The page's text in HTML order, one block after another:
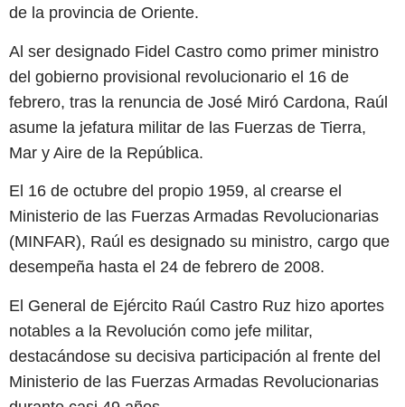
de la provincia de Oriente.
Al ser designado Fidel Castro como primer ministro
del gobierno provisional revolucionario el 16 de
febrero, tras la renuncia de José Miró Cardona, Raúl
asume la jefatura militar de las Fuerzas de Tierra,
Mar y Aire de la República.
El 16 de octubre del propio 1959, al crearse el
Ministerio de las Fuerzas Armadas Revolucionarias
(MINFAR), Raúl es designado su ministro, cargo que
desempeña hasta el 24 de febrero de 2008.
El General de Ejército Raúl Castro Ruz hizo aportes
notables a la Revolución como jefe militar,
destacándose su decisiva participación al frente del
Ministerio de las Fuerzas Armadas Revolucionarias